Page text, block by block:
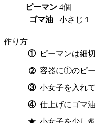
ピーマン 4個
ゴマ油
小さじ１
作り方
①
ピーマンは細
➁ 容器に①のピー
③ 小女子を入れ
④ 仕上げにゴマ